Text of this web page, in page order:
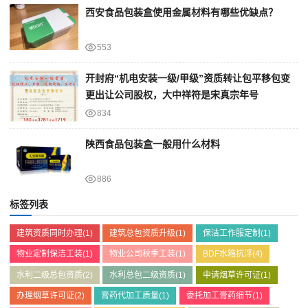
西安食品包装盒使用金属材料有哪些优缺点？
553
开封府“机电安装一级/甲级”资质转让包平移包变
更出让公司股权，大中祥符是宋真宗年号
834
陕西食品包装盒一般用什么材料
886
标签列表
建筑资质同时办理(1) 建筑总包资质升级(1) 保洁工作服定制 (1)
物业定制保洁工装(1) 物业公司秋季工装(1) BDF水箱抗浮(4)
水利二级总包资质(2) 水利总包二级资质(1) 申请烟草许可证(1)
办理烟草许可证(2) 膏药代加工质量(1) 委托加工膏药细节(1)